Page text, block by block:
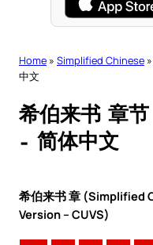
Home » Simplified Chinese »
中文
希伯来书 章
– 简体中文
希伯来书 章 (Simplified
Version – CUVS)